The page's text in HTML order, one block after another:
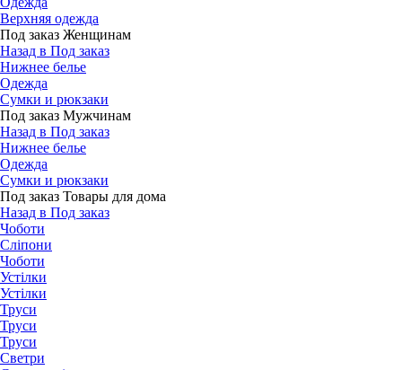
Верхняя одежда
Под заказ Женщинам
Назад в Под заказ
Нижнее белье
Одежда
Сумки и рюкзаки
Под заказ Мужчинам
Назад в Под заказ
Нижнее белье
Одежда
Сумки и рюкзаки
Под заказ Товары для дома
Назад в Под заказ
Чоботи
Сліпони
Чоботи
Устілки
Устілки
Труси
Труси
Труси
Светри